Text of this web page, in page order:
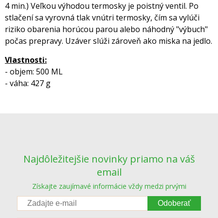
4 min.) Veľkou výhodou termosky je poistný ventil. Po
stlačení sa vyrovná tlak vnútri termosky, čím sa vylúči
riziko obarenia horúcou parou alebo náhodný "výbuch"
počas prepravy. Uzáver slúži zároveň ako miska na jedlo.
Vlastnosti:
- objem: 500 ML
- váha: 427 g
Najdôležitejšie novinky priamo na váš
email
Získajte zaujímavé informácie vždy medzi prvými
Odoberať